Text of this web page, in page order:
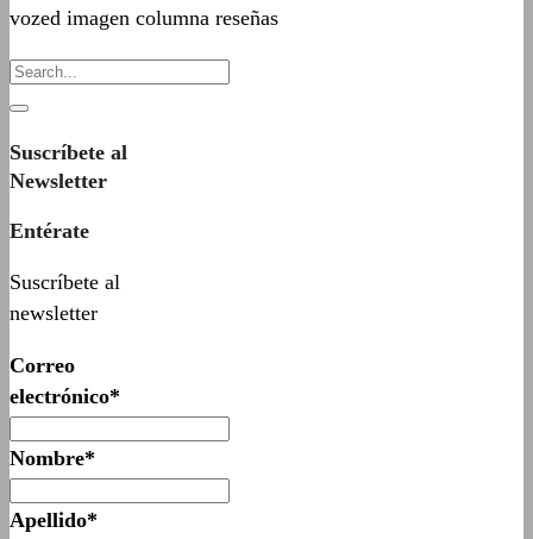
vozed imagen columna reseñas
Suscríbete al
Newsletter
Entérate
Suscríbete al
newsletter
Correo
electrónico*
Nombre*
Apellido*